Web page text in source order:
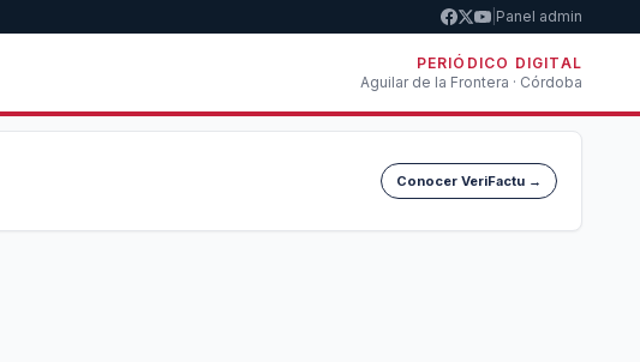
Panel admin
PERIÓDICO DIGITAL
Aguilar de la Frontera · Córdoba
Conocer VeriFactu →